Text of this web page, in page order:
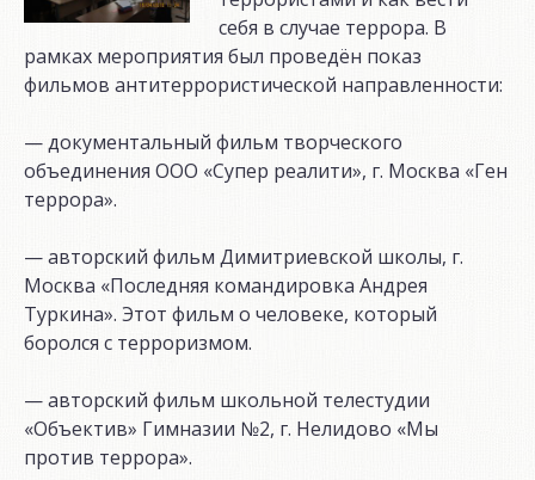
себя в случае террора. В
рамках мероприятия был проведён показ
фильмов антитеррористической направленности:
— документальный фильм творческого
объединения ООО «Супер реалити», г. Москва «Ген
террора».
— авторский фильм Димитриевской школы, г.
Москва «Последняя командировка Андрея
Туркина». Этот фильм о человеке, который
боролся с терроризмом.
— авторский фильм школьной телестудии
«Объектив» Гимназии №2, г. Нелидово «Мы
против террора».